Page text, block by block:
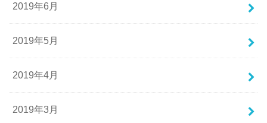
2019年6月
2019年5月
2019年4月
2019年3月